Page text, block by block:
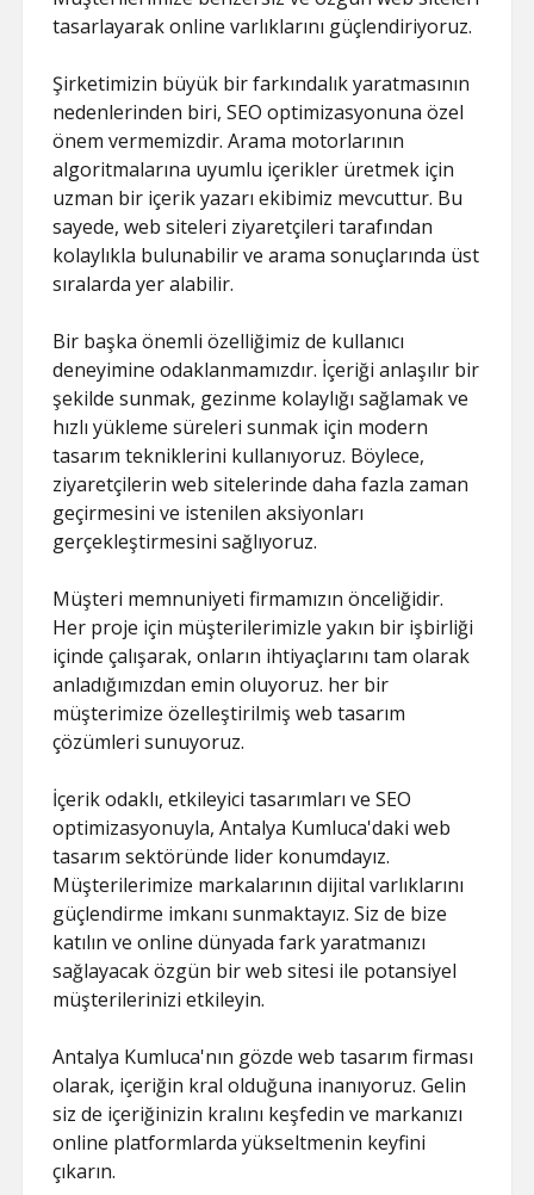
tasarlayarak online varlıklarını güçlendiriyoruz.
Şirketimizin büyük bir farkındalık yaratmasının
nedenlerinden biri, SEO optimizasyonuna özel
önem vermemizdir. Arama motorlarının
algoritmalarına uyumlu içerikler üretmek için
uzman bir içerik yazarı ekibimiz mevcuttur. Bu
sayede, web siteleri ziyaretçileri tarafından
kolaylıkla bulunabilir ve arama sonuçlarında üst
sıralarda yer alabilir.
Bir başka önemli özelliğimiz de kullanıcı
deneyimine odaklanmamızdır. İçeriği anlaşılır bir
şekilde sunmak, gezinme kolaylığı sağlamak ve
hızlı yükleme süreleri sunmak için modern
tasarım tekniklerini kullanıyoruz. Böylece,
ziyaretçilerin web sitelerinde daha fazla zaman
geçirmesini ve istenilen aksiyonları
gerçekleştirmesini sağlıyoruz.
Müşteri memnuniyeti firmamızın önceliğidir.
Her proje için müşterilerimizle yakın bir işbirliği
içinde çalışarak, onların ihtiyaçlarını tam olarak
anladığımızdan emin oluyoruz. her bir
müşterimize özelleştirilmiş web tasarım
çözümleri sunuyoruz.
İçerik odaklı, etkileyici tasarımları ve SEO
optimizasyonuyla, Antalya Kumluca'daki web
tasarım sektöründe lider konumdayız.
Müşterilerimize markalarının dijital varlıklarını
güçlendirme imkanı sunmaktayız. Siz de bize
katılın ve online dünyada fark yaratmanızı
sağlayacak özgün bir web sitesi ile potansiyel
müşterilerinizi etkileyin.
Antalya Kumluca'nın gözde web tasarım firması
olarak, içeriğin kral olduğuna inanıyoruz. Gelin
siz de içeriğinizin kralını keşfedin ve markanızı
online platformlarda yükseltmenin keyfini
çıkarın.